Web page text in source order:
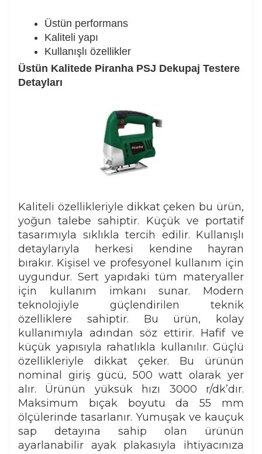
Üstün performans
Kaliteli yapı
Kullanışlı özellikler
Üstün Kalitede Piranha PSJ Dekupaj Testere
Detayları
Kaliteli özellikleriyle dikkat çeken bu ürün,
yoğun talebe sahiptir. Küçük ve portatif
tasarımıyla sıklıkla tercih edilir. Kullanışlı
detaylarıyla herkesi kendine hayran
bırakır. Kişisel ve profesyonel kullanım için
uygundur. Sert yapıdaki tüm materyaller
için kullanım imkanı sunar. Modern
teknolojiyle güçlendirilen teknik
özelliklere sahiptir. Bu ürün, kolay
kullanımıyla adından söz ettirir. Hafif ve
küçük yapısıyla rahatlıkla kullanılır. Güçlü
özellikleriyle dikkat çeker. Bu ürünün
nominal giriş gücü, 500 watt olarak yer
alır. Ürünün yüksük hızı 3000 r/dk’dır.
Maksimum bıçak boyutu da 55 mm
ölçülerinde tasarlanır. Yumuşak ve kauçuk
sap detayına sahip olan ürünün
ayarlanabilir ayak plakasıyla ihtiyacınıza